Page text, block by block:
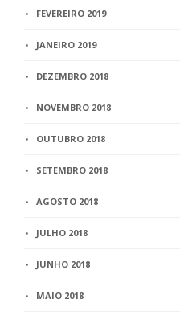
FEVEREIRO 2019
JANEIRO 2019
DEZEMBRO 2018
NOVEMBRO 2018
OUTUBRO 2018
SETEMBRO 2018
AGOSTO 2018
JULHO 2018
JUNHO 2018
MAIO 2018